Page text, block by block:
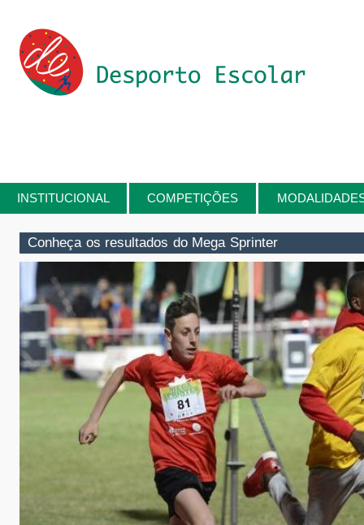
INSTITUCIONAL COMPETIÇÕES
Está aqui
Conheça os resultados do Mega Sprinter